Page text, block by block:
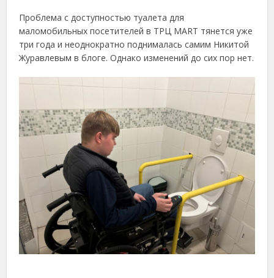
Проблема с доступностью туалета для
маломобильных посетителей в ТРЦ MART тянется уже
три года и неоднократно поднималась самим Никитой
Журавлевым в блоге. Однако изменений до сих пор нет.